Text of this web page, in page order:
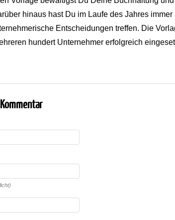
hinaus hast Du im Laufe des Jahres
Entscheidungen treffen. Die
hundert Unternehmer erfolgreich